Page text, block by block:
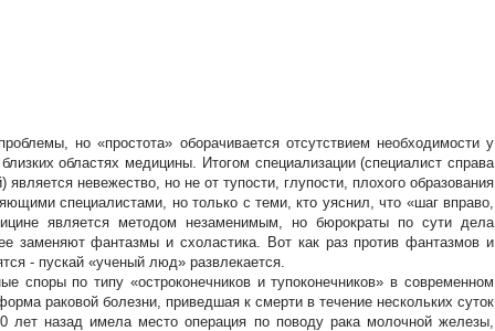
но «простота» оборачивается отсутствием необходимости у
областях медицины. Итогом специализации (специалист справа
невежество, но не от тупости, глупости, плохого образования
специалистами, но только с теми, кто уяснил, что «шаг вправо,
является методом незаменимым, но бюрократы по сути дела
заменяют фантазмы и схоластика. Вот как раз против фантазмов и
- пускай «ученый люд» развлекается.
споры по типу «остроконечников и тупоконечников» в современном
раковой болезни, приведшая к смерти в течение нескольких суток
лет назад имела место операция по поводу рака молочной железы,